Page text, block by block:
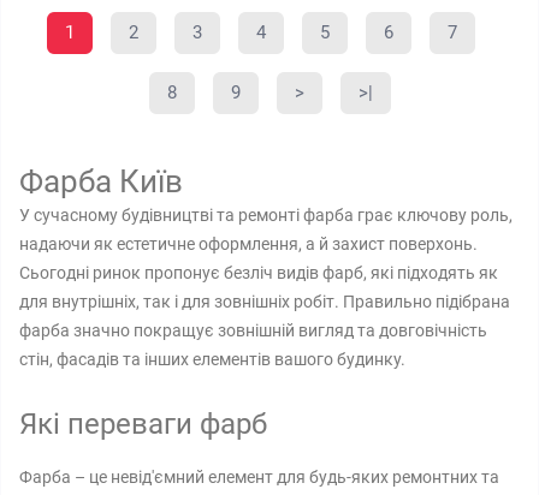
1 2 3 4 5 6 7
8 9 > >|
Фарба Київ
У сучасному будівництві та ремонті фарба грає ключову роль,
надаючи як естетичне оформлення, а й захист поверхонь.
Сьогодні ринок пропонує безліч видів фарб, які підходять як
для внутрішніх, так і для зовнішніх робіт. Правильно підібрана
фарба значно покращує зовнішній вигляд та довговічність
стін, фасадів та інших елементів вашого будинку.
Які переваги фарб
Фарба – це невід'ємний елемент для будь-яких ремонтних та